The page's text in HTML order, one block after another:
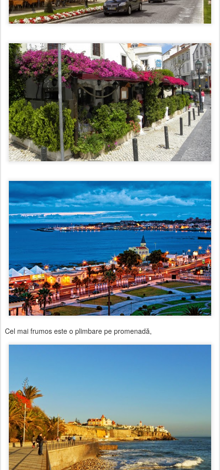
Cel mai frumos este o plimbare pe promenadă,